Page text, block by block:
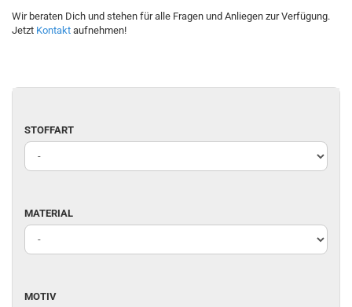
Wir beraten Dich und stehen für alle Fragen und Anliegen zur Verfügung.
Jetzt Kontakt aufnehmen!
STOFFART
STOFFART
MATERIAL
MATERIAL
MOTIV
MOTIV